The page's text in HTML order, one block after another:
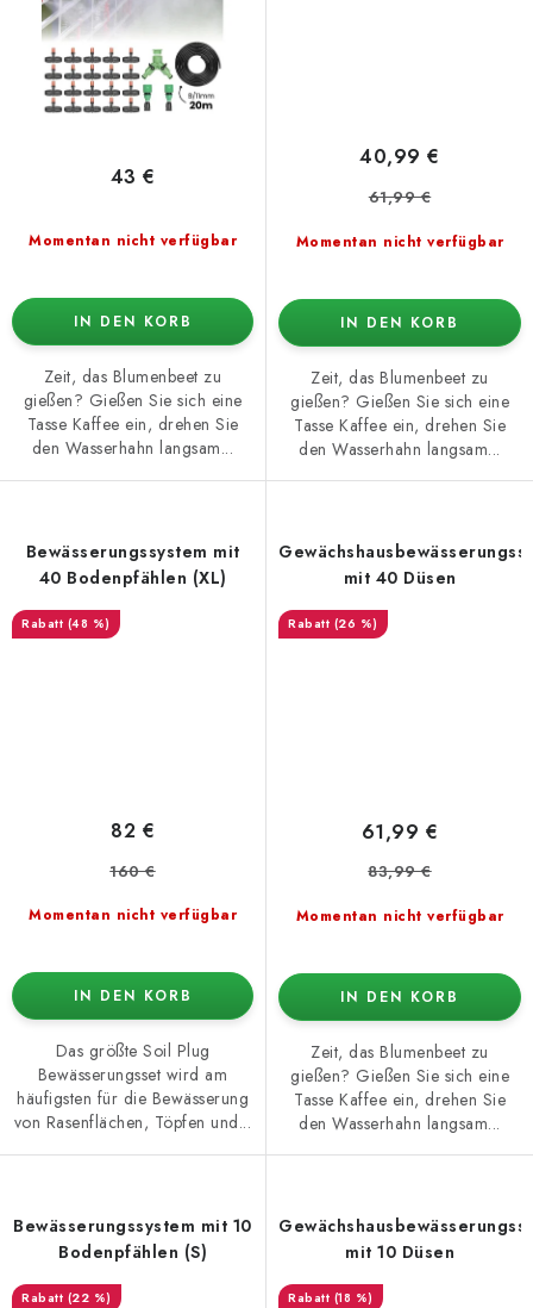
Momentan nicht verfügbar
43 €
IN DEN KORB
Zeit, das Blumenbeet zu
gießen? Gießen Sie sich eine
Tasse Kaffee ein, drehen Sie
den Wasserhahn langsam...
Momentan nicht verfügbar
40,99 €
61,99 €
IN DEN KORB
Zeit, das Blumenbeet zu
gießen? Gießen Sie sich eine
Tasse Kaffee ein, drehen Sie
den Wasserhahn langsam...
Bewässerungssystem mit
40 Bodenpfählen (XL)
(48 %)
Momentan nicht verfügbar
82 €
160 €
IN DEN KORB
Das größte Soil Plug
Bewässerungsset wird am
häufigsten für die Bewässerung
von Rasenflächen, Töpfen und...
mit 40 Düsen
(26 %)
Momentan nicht verfügbar
61,99 €
83,99 €
IN DEN KORB
Zeit, das Blumenbeet zu
gießen? Gießen Sie sich eine
Tasse Kaffee ein, drehen Sie
den Wasserhahn langsam...
Bewässerungssystem mit 10
Bodenpfählen (S)
(22 %)
mit 10 Düsen
(18 %)